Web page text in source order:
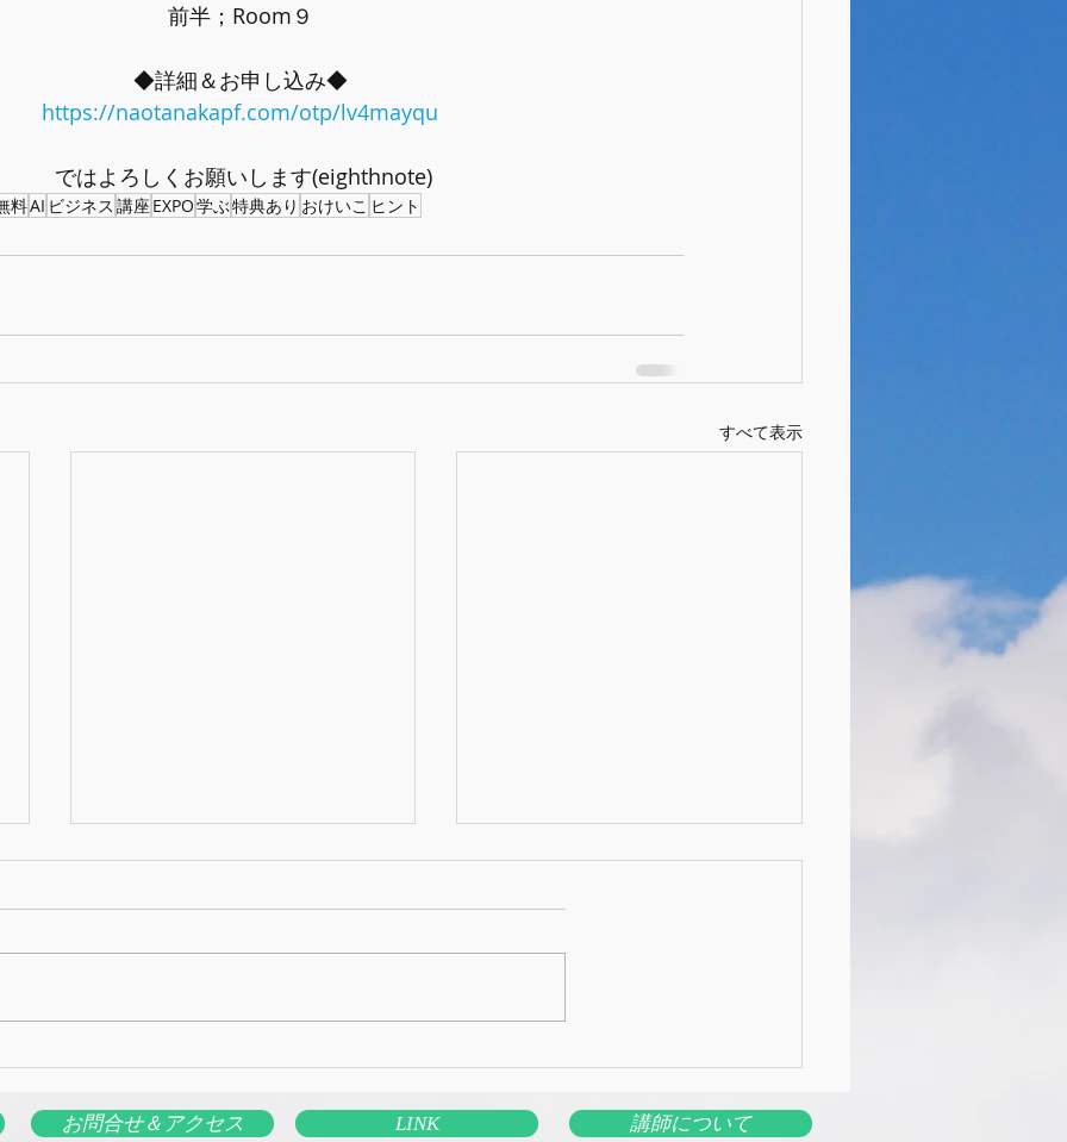
前半；Room９
◆詳細＆お申し込み◆
https://naotanakapf.com/otp/lv4mayqu
ではよろしくお願いします(eighthnote)
料AI ビジネス 講座 EXPO学ぶ特典あり おけいこ ヒント
すべて表示
お問合せ＆アクセス LINK 講師について